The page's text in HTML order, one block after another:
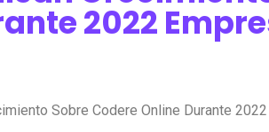
2022
Sobre Codere Online Durante